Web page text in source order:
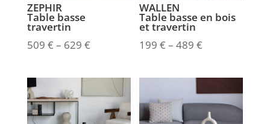
ZEPHIR
Table basse
travertin
509 € – 629 €
WALLEN
Table basse en bois
et travertin
199€ –489€